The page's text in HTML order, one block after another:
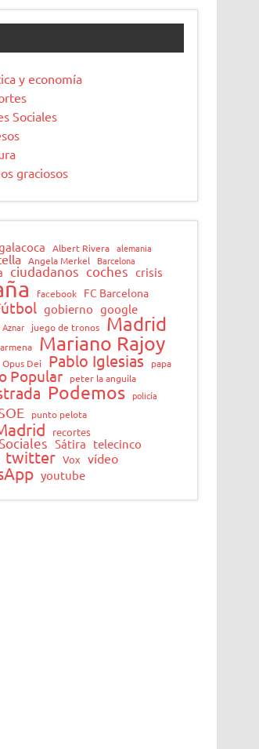
y economía
Sociales
graciosos
Albert Rivera alemania
Angela Merkel Barcelona
ciudadanos coches crisis
facebook FC Barcelona
gobierno google
juego de tronos Madrid
Mariano Rajoy
Opus Dei Pablo Iglesias papa
Popular peter la anguila
Podemos policía
punto pelota
recortes
Sátira telecinco
twitter Vox vídeo
youtube